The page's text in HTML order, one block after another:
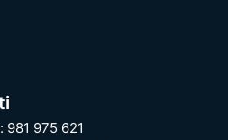
975 621